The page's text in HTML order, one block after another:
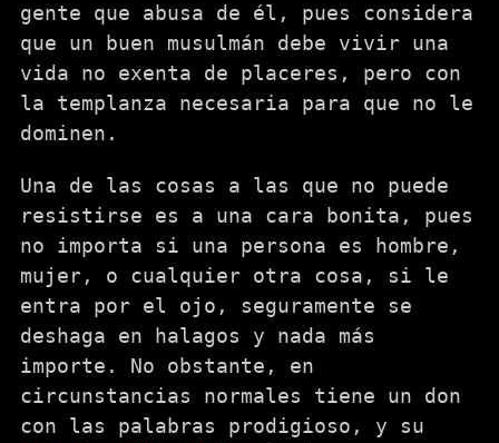
gente que abusa de él, pues considera
que un buen musulmán debe vivir una
vida no exenta de placeres, pero con
la templanza necesaria para que no le
dominen.
Una de las cosas a las que no puede
resistirse es a una cara bonita, pues
no importa si una persona es hombre,
mujer, o cualquier otra cosa, si le
entra por el ojo, seguramente se
deshaga en halagos y nada más
importe. No obstante, en
circunstancias normales tiene un don
con las palabras prodigioso, y su